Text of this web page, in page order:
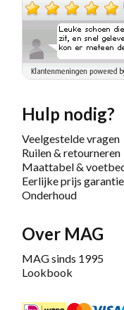
Hulp nodig?
Veelgestelde vragen
Ruilen & retourneren
Maattabel &
Eerlijke prijs garantie
Onderhoud
Over MAG
MAG sinds 1995
Lookbook